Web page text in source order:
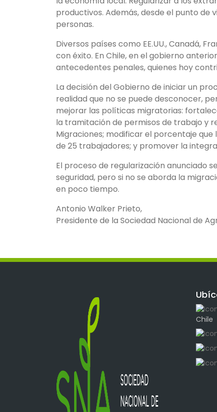
productivos. Además, desde el punto de
personas.
Diversos países como EE.UU., Canadá,
con éxito. En Chile, en el gobierno
antecedentes penales, quienes hoy
La decisión del Gobierno de iniciar un
realidad que no se puede desconocer,
mejorar las políticas migratorias:
la tramitación de permisos de trabajo y
Migraciones; modificar el porcentaje
de 25 trabajadores; y promover la
El proceso de regularización anunciado
seguridad, pero si no se aborda la
en poco tiempo.
Antonio Walker Prieto,
Presidente de la Sociedad Nacional de
Chile